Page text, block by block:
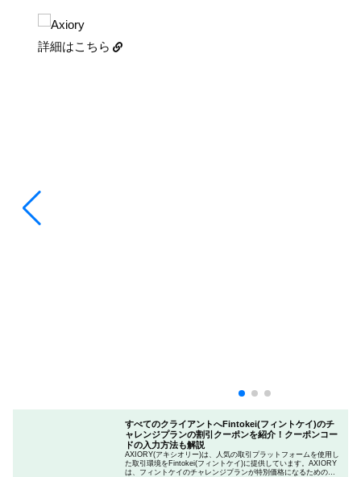
詳細はこちら
すべてのクライアントへFintokei(フィントケイ)のチ
ャレンジプランの割引クーポンを紹介！クーポンコー
ドの入力方法も解説
AXIORY(アキシオリー)は、人気の取引プラットフォームを使用し
た取引環境をFintokei(フィントケイ)に提供しています。AXIORY
は、フィントケイのチャレンジプランが特別価格になるためのク